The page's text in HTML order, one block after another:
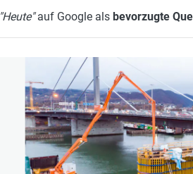
"Heute"auf Google als bevorzugte
1/10